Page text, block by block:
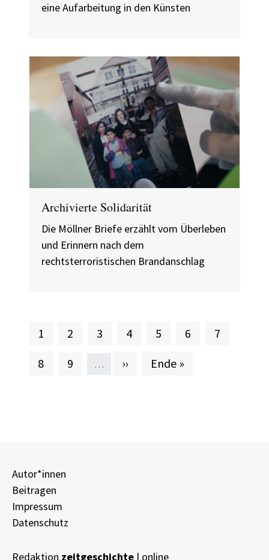
eine Aufarbeitung in den Künsten
Archivierte Solidarität
Die Möllner Briefe erzählt vom Überleben
und Erinnern nach dem
rechtsterroristischen Brandanschlag
Aktuelle Seite
1 Seite
2 Seite
3 Seite
4 Seite
5 Seite
6 Seite
7
Seite
8 Seite
9 … Nächste Seite
›› Letzte Seite
Ende »
Autor*innen
Beitragen
Impressum
Datenschutz
Redaktion zeitgeschichte | online